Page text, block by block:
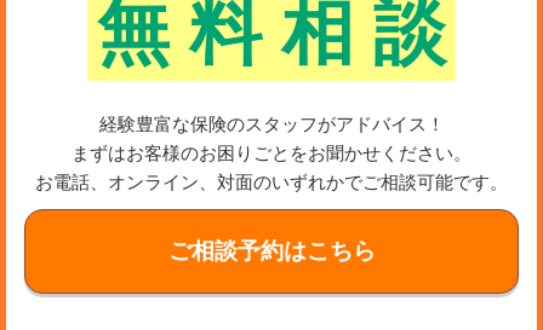
無 料 相 談
経験豊富な保険のスタッフがアドバイス！
まずはお客様のお困りごとをお聞かせください。
お電話、オンライン、対面のいずれかでご相談可能です。
ご相談予約はこちら